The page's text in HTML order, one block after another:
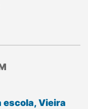
escola, Vieira